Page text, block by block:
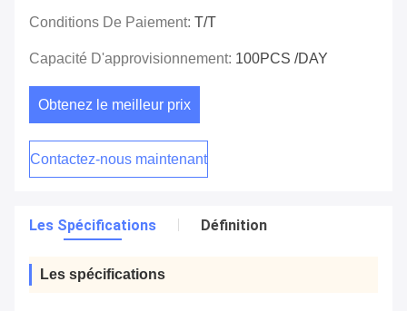
Conditions De Paiement: T/T
Capacité D'approvisionnement: 100PCS /DAY
Obtenez le meilleur prix
Contactez-nous maintenant
Les Spécifications Définition
Les spécifications